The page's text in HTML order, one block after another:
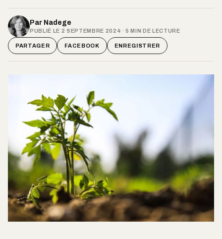
Par Nadege
PUBLIÉ LE 2 SEPTEMBRE 2024 · 5 MIN DE LECTURE
PARTAGER FACEBOOK ENREGISTRER